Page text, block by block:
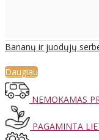
Bananų ir juodųjų
Daugiau
NEMOKAMAS
PAGAMINTA